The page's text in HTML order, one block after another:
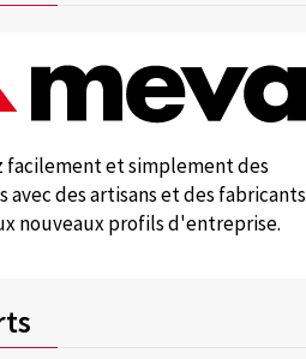
facilement et simplement des
avec des artisans et des fabricants
nouveaux profils d'entreprise.